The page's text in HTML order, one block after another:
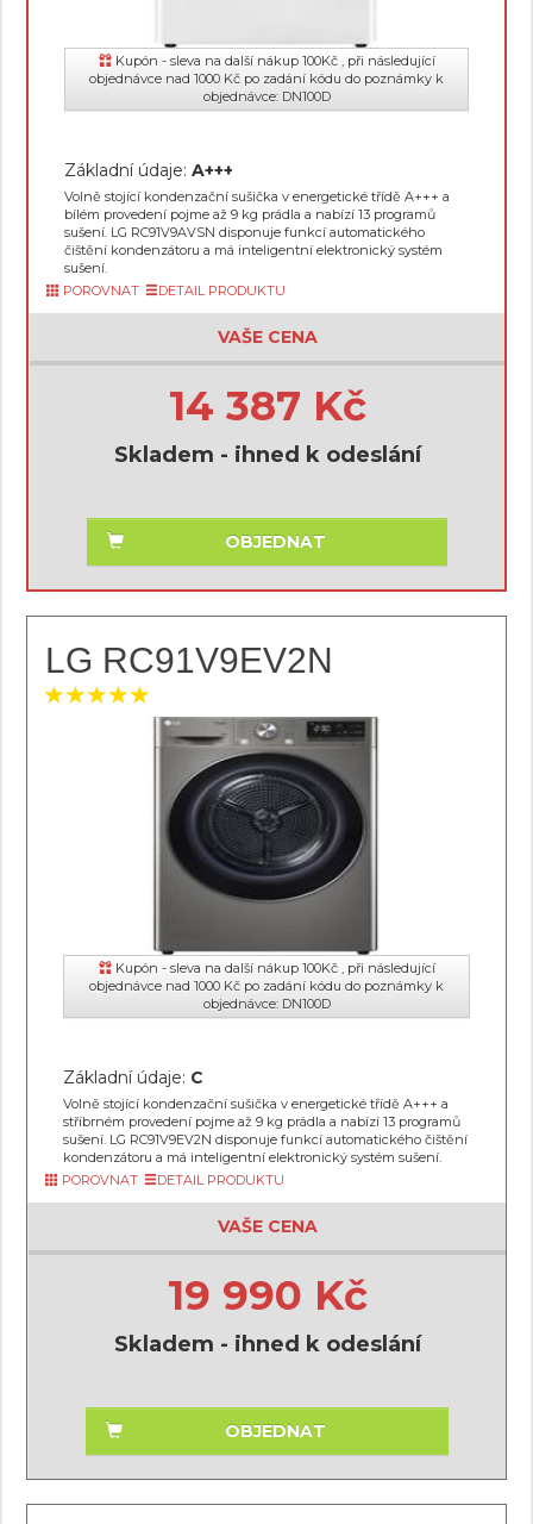
Kupón - sleva na další nákup 100Kč , při následující
objednávce nad 1000 Kč po zadání kódu do poznámky k
objednávce: DN100D
Základní údaje: A+++
Volně stojící kondenzační sušička v energetické třídě A+++ a
bílém provedení pojme až 9 kg prádla a nabízí 13 programů
sušení. LG RC91V9AVSN disponuje funkcí automatického
čištění kondenzátoru a má inteligentní elektronický systém
sušení.
POROVNAT
DETAIL PRODUKTU
VAŠE CENA
14 387 Kč
Skladem - ihned k odeslání
OBJEDNAT
LG RC91V9EV2N
Kupón - sleva na další nákup 100Kč , při následující
objednávce nad 1000 Kč po zadání kódu do poznámky k
objednávce: DN100D
Základní údaje: C
Volně stojící kondenzační sušička v energetické třídě A+++ a
stříbrném provedení pojme až 9 kg prádla a nabízí 13 programů
sušení. LG RC91V9EV2N disponuje funkcí automatického čištění
kondenzátoru a má inteligentní elektronický systém sušení.
POROVNAT
DETAIL PRODUKTU
VAŠE CENA
19 990 Kč
Skladem - ihned k odeslání
OBJEDNAT